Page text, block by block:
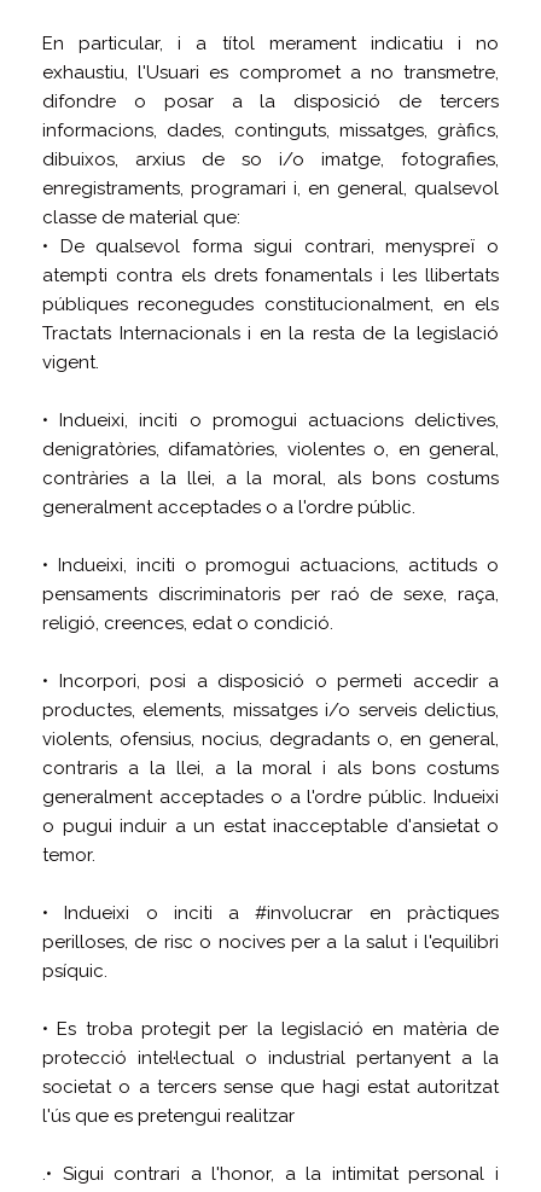
En particular, i a títol merament indicatiu i no
exhaustiu, l'Usuari es compromet a no transmetre,
difondre o posar a la disposició de tercers
informacions, dades, continguts, missatges, gràfics,
dibuixos, arxius de so i/o imatge, fotografies,
enregistraments, programari i, en general, qualsevol
classe de material que:
• De qualsevol forma sigui contrari, menyspreï o
atempti contra els drets fonamentals i les llibertats
públiques reconegudes constitucionalment, en els
Tractats Internacionals i en la resta de la legislació
vigent.
• Indueixi, inciti o promogui actuacions delictives,
denigratòries, difamatòries, violentes o, en general,
contràries a la llei, a la moral, als bons costums
generalment acceptades o a l'ordre públic.
• Indueixi, inciti o promogui actuacions, actituds o
pensaments discriminatoris per raó de sexe, raça,
religió, creences, edat o condició.
• Incorpori, posi a disposició o permeti accedir a
productes, elements, missatges i/o serveis delictius,
violents, ofensius, nocius, degradants o, en general,
contraris a la llei, a la moral i als bons costums
generalment acceptades o a l'ordre públic. Indueixi
o pugui induir a un estat inacceptable d'ansietat o
temor.
• Indueixi o inciti a #involucrar en pràctiques
perilloses, de risc o nocives per a la salut i l'equilibri
psíquic.
• Es troba protegit per la legislació en matèria de
protecció intel·lectual o industrial pertanyent a la
societat o a tercers sense que hagi estat autoritzat
l'ús que es pretengui realitzar
.• Sigui contrari a l'honor, a la intimitat personal i